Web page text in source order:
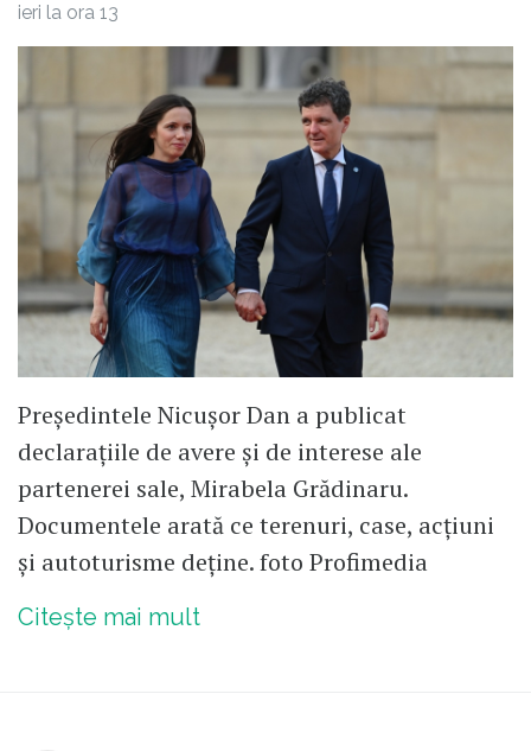
ieri la ora 13
Președintele Nicușor Dan a publicat
declarațiile de avere și de interese ale
partenerei sale, Mirabela Grădinaru.
Documentele arată ce terenuri, case, acțiuni
și autoturisme deține. foto Profimedia
Citește mai mult